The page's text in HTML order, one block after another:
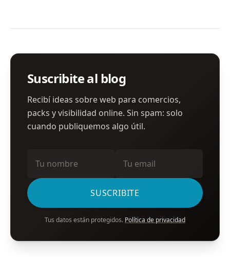
Newsletter
Suscribite al blog
Recibí ideas sobre web para comercios,
packs y visibilidad online. Sin spam: solo
cuando publiquemos algo útil.
SUSCRIBITE
Tus datos están protegidos. Política de privacidad